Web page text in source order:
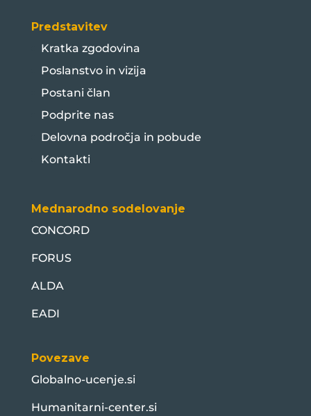
Predstavitev
Kratka zgodovina
Poslanstvo in vizija
Postani član
Podprite nas
Delovna področja in pobude
Kontakti
Mednarodno sodelovanje
CONCORD
FORUS
ALDA
EADI
Povezave
Globalno-ucenje.si
Humanitarni-center.si